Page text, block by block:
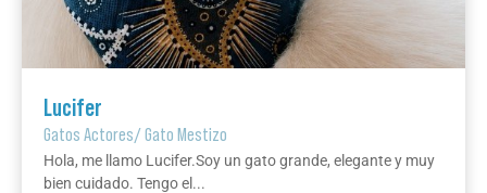
Lucifer
Gatos Actores/Gato Mestizo
Hola, me llamo Lucifer.Soy un gato grande, elegante y muy
bien cuidado. Tengo el...